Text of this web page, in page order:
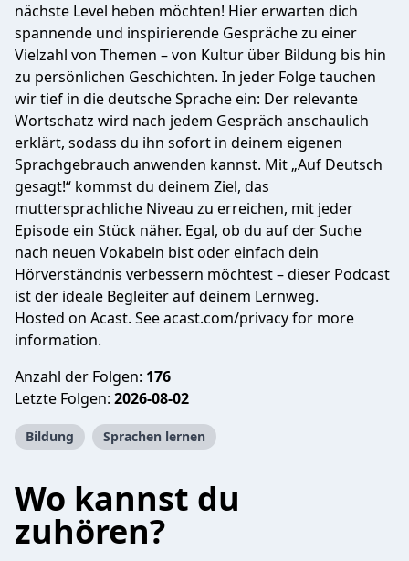
nächste Level heben möchten! Hier erwarten dich
spannende und inspirierende Gespräche zu einer
Vielzahl von Themen – von Kultur über Bildung bis hin
zu persönlichen Geschichten. In jeder Folge tauchen
wir tief in die deutsche Sprache ein: Der relevante
Wortschatz wird nach jedem Gespräch anschaulich
erklärt, sodass du ihn sofort in deinem eigenen
Sprachgebrauch anwenden kannst. Mit „Auf Deutsch
gesagt!“ kommst du deinem Ziel, das
muttersprachliche Niveau zu erreichen, mit jeder
Episode ein Stück näher. Egal, ob du auf der Suche
nach neuen Vokabeln bist oder einfach dein
Hörverständnis verbessern möchtest – dieser Podcast
ist der ideale Begleiter auf deinem Lernweg.
Hosted on Acast. Seeacast.com/privacyfor more
information.
Anzahl der Folgen: 176
Letzte Folgen: 2026-08-02
Bildung Sprachen lernen
Wo kannst du
zuhören?